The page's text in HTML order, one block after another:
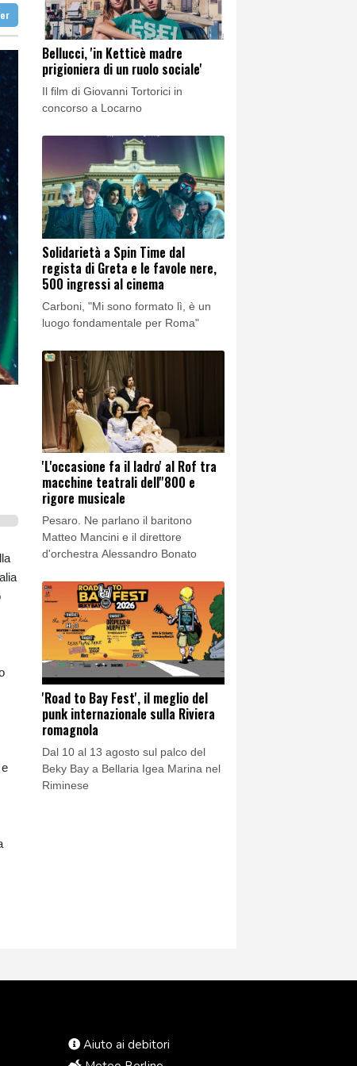
anni
anni
Marquez
Bellucci, 'in Ketticè madre
prigioniera di un ruolo sociale'
Il film di Giovanni Tortorici in
concorso a Locarno
Solidarietà a Spin Time dal
regista di Greta e le favole nere,
500 ingressi al cinema
Carboni, "Mi sono formato lì, è un
luogo fondamentale per Roma"
'L'occasione fa il ladro' al Rof tra
macchine teatrali dell''800 e
rigore musicale
Pesaro. Ne parlano il baritono
Matteo Mancini e il direttore
d'orchestra Alessandro Bonato
'Road to Bay Fest', il meglio del
punk internazionale sulla Riviera
romagnola
Dal 10 al 13 agosto sul palco del
Beky Bay a Bellaria Igea Marina nel
Riminese
Aiuto ai debitori